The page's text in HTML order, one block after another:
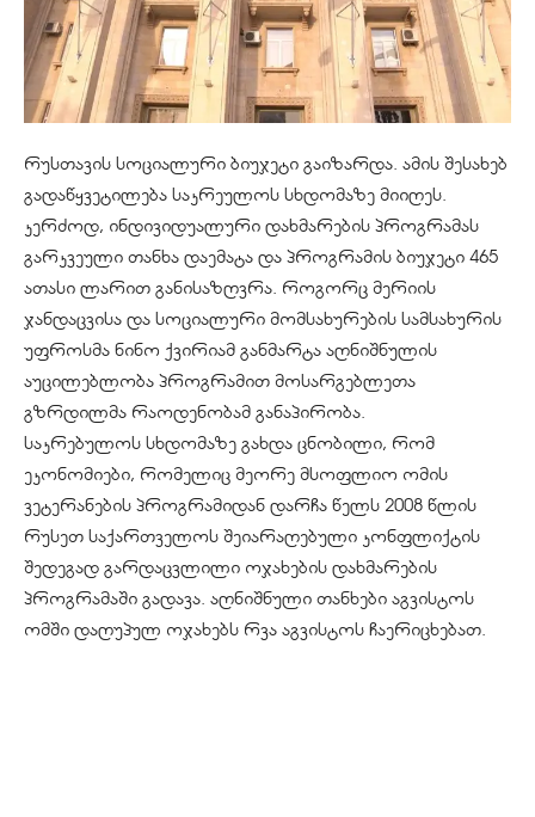
რუსთავის სოციალური ბიუჯეტი გაიზარდა. ამის შესახებ
გადაწყვეტილება საკრეულოს სხდომაზე მიიღეს.
კერძოდ, ინდივიდუალური დახმარების პროგრამას
გარკვეული თანხა დაემატა და პროგრამის ბიუჯეტი 465
ათასი ლარით განისაზღვრა. როგორც მერიის
ჯანდაცვისა და სოციალური მომსახურების სამსახურის
უფროსმა ნინო ქვირიამ განმარტა აღნიშნულის
აუცილებლობა პროგრამით მოსარგებლეთა
გზრდილმა რაოდენობამ განაპირობა.
საკრებულოს სხდომაზე გახდა ცნობილი, რომ
ეკონომიები, რომელიც მეორე მსოფლიო ომის
ვეტერანების პროგრამიდან დარჩა წელს 2008 წლის
რუსეთ საქართველოს შეიარაღებული კონფლიქტის
შედეგად გარდაცვლილი ოჯახების დახმარების
პროგრამაში გადავა. აღნიშნული თანხები აგვისტოს
ომში დაღუპულ ოჯახებს რვა აგვისტოს ჩაერიცხებათ.